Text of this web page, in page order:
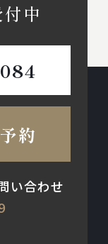
中
約
い合わせ